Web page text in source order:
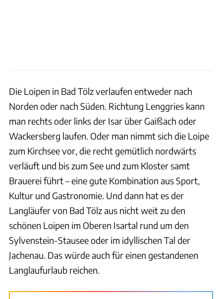
Die Loipen in Bad Tölz verlaufen entweder nach
Norden oder nach Süden. Richtung Lenggries kann
man rechts oder links der Isar über Gaißach oder
Wackersberg laufen. Oder man nimmt sich die Loipe
zum Kirchsee vor, die recht gemütlich nordwärts
verläuft und bis zum See und zum Kloster samt
Brauerei führt – eine gute Kombination aus Sport,
Kultur und Gastronomie. Und dann hat es der
Langläufer von Bad Tölz aus nicht weit zu den
schönen Loipen im Oberen Isartal rund um den
Sylvenstein-Stausee oder im idyllischen Tal der
Jachenau. Das würde auch für einen gestandenen
Langlaufurlaub reichen.